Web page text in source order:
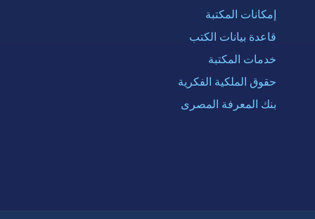
إمكانات المكتبة
قاعدة بيانات الكتب
خدمات المكتبة
حقوق الملكية الفكرية
بنك المعرفة المصرى